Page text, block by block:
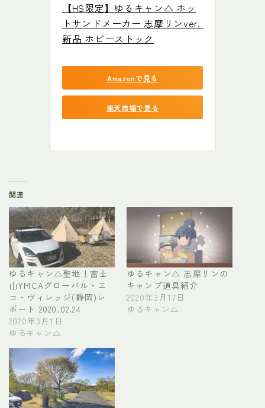
【HS限定】ゆるキャン△ ホッ
トサンドメーカー 志摩リンver.
新品 ホビーストック
Amazonで見る
楽天市場で見る
関連
ゆるキャン△聖地！富士
山YMCAグローバル・エ
コ・ヴィレッジ(静岡)レ
ポート 2020.02.24
2020年3月1日
ゆるキャン△
ゆるキャン△ 志摩リンの
キャンプ道具紹介
2020年3月17日
ゆるキャン△